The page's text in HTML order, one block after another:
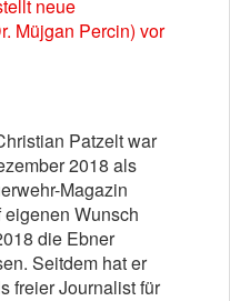
neue
Müjgan Percin) vor
Patzelt war
2018 als
Magazin
Wunsch
die Ebner
Seitdem hat er
freier Journalist für